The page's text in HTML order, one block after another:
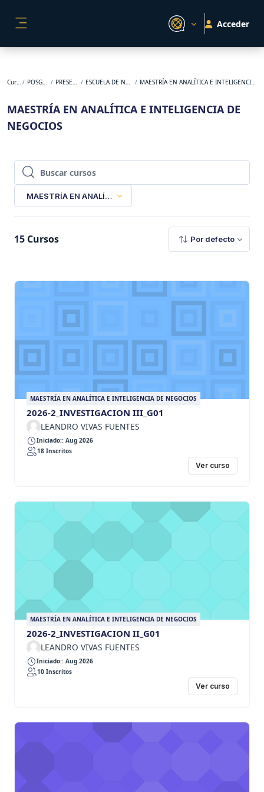
Acceder
Cursos POSGRADO PRESENCIAL ESCUELA DE NEGOCIOS MAESTRÍA EN ANALÍTICA E INTELIGENCIA DE NEGOCIOS
MAESTRÍA EN ANALÍTICA E INTELIGENCIA DE
NEGOCIOS
Buscar cursos
Buscar cursos
MAESTRÍA EN ANALÍTICA E INTELIGENCIA DE NEGOCIOS
15 Cursos Por defecto
MAESTRÍA EN ANALÍTICA E INTELIGENCIA DE NEGOCIOS
2026-2_INVESTIGACION III_G01
LEANDRO VIVAS FUENTES
Iniciado:: Aug 2026
18 Inscritos
Ver curso
MAESTRÍA EN ANALÍTICA E INTELIGENCIA DE NEGOCIOS
2026-2_INVESTIGACION II_G01
LEANDRO VIVAS FUENTES
Iniciado:: Aug 2026
10 Inscritos
Ver curso